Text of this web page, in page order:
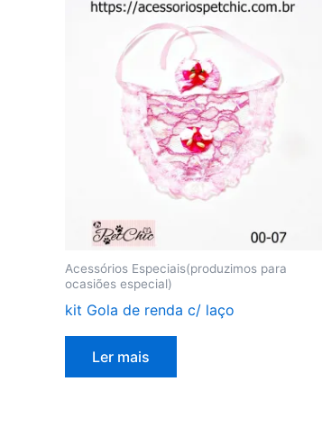
Acessórios Especiais(produzimos para
ocasiões especial)
kit Gola de renda c/ laço
Ler mais